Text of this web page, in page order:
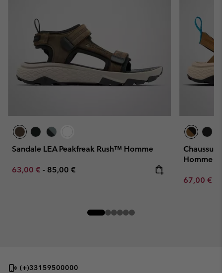
Sandale LEA Peakfreak Rush™ Homme
Minimum sale price:
63,00 € - Maximum price:
85,00 €
Homme
Minimum
67,00 €
(+)33159500000